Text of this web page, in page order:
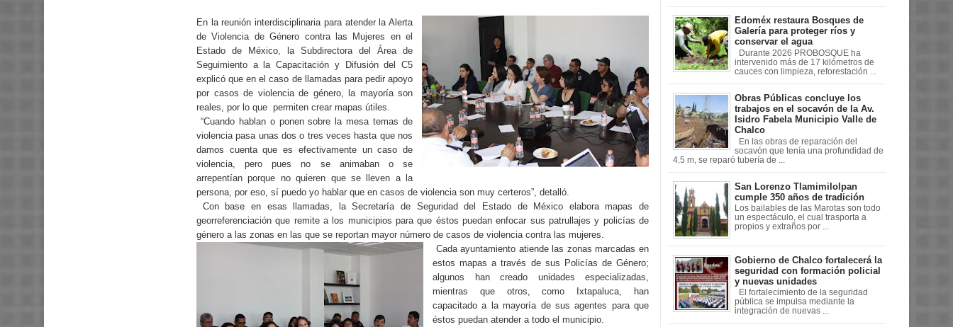
En la reunión interdisciplinaria para atender la Alerta
de Violencia de Género contra las Mujeres en el
Estado de México, la Subdirectora del Área de
Seguimiento a la Capacitación y Difusión del C5
explicó que en el caso de llamadas para pedir apoyo
por casos de violencia de género, la mayoría son
reales, por lo que permiten crear mapas útiles.
“Cuando hablan o ponen sobre la mesa temas de
violencia pasa unas dos o tres veces hasta que nos
damos cuenta que es efectivamente un caso de
violencia, pero pues no se animaban o se
arrepentían porque no quieren que se lleven a la
persona, por eso, sí puedo yo hablar que en casos de violencia son muy certeros”, detalló.
Con base en esas llamadas, la Secretaría de Seguridad del Estado de México elabora mapas de
georreferenciación que remite a los municipios para que éstos puedan enfocar sus patrullajes y policías de
género a las zonas en las que se reportan mayor número de casos de violencia contra las mujeres.
Cada ayuntamiento atiende las zonas marcadas en
estos mapas a través de sus Policías de Género;
algunos han creado unidades especializadas,
mientras que otros, como Ixtapaluca, han
capacitado a la mayoría de sus agentes para que
éstos puedan atender a todo el municipio.
Edoméx restaura Bosques de
Galería para proteger ríos y
conservar el agua
Durante 2026 PROBOSQUE ha
intervenido más de 17 kilómetros de
cauces con limpieza, reforestación ...
Obras Públicas concluye los
trabajos en el socavón de la Av.
Isidro Fabela Municipio Valle de
Chalco
En las obras de reparación del
socavón que tenía una profundidad de
4.5 m, se reparó tubería de ...
San Lorenzo Tlamimilolpan
cumple 350 años de tradición
Los bailables de las Marotas son todo
un espectáculo, el cual trasporta a
propios y extraños por ...
Gobierno de Chalco fortalecerá la
seguridad con formación policial
y nuevas unidades
El fortalecimiento de la seguridad
pública se impulsa mediante la
integración de nuevas ...